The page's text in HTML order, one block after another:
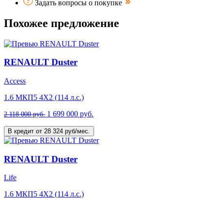
Задать вопросы о покупке
Похожее предложение
RENAULT Duster
Access
1.6 МКП5 4Х2 (114 л.с.)
2 118 000 руб. 1 699 000 руб.
В кредит от 28 324 руб/мес.
RENAULT Duster
Life
1.6 МКП5 4Х2 (114 л.с.)